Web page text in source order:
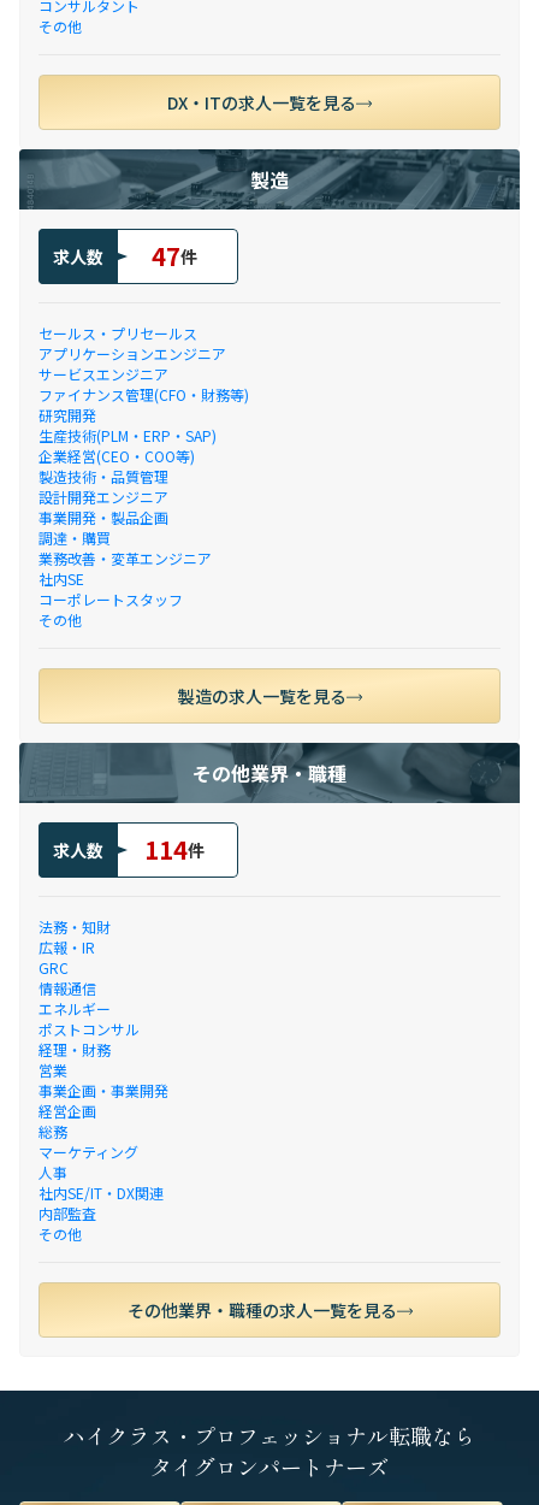
コンサルタント
その他
DX・ITの求人一覧を見る
製造
求人数 47件
セールス・プリセールス
アプリケーションエンジニア
サービスエンジニア
ファイナンス管理(CFO・財務等)
研究開発
生産技術(PLM・ERP・SAP)
企業経営(CEO・COO等)
製造技術・品質管理
設計開発エンジニア
事業開発・製品企画
調達・購買
業務改善・変革エンジニア
社内SE
コーポレートスタッフ
その他
製造の求人一覧を見る
その他業界・職種
求人数 114件
法務・知財
広報・IR
GRC
情報通信
エネルギー
ポストコンサル
経理・財務
営業
事業企画・事業開発
経営企画
総務
マーケティング
人事
社内SE/IT・DX関連
内部監査
その他
その他業界・職種の求人一覧を見る
ハイクラス・プロフェッショナル転職なら
タイグロンパートナーズ